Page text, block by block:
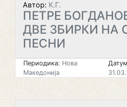
Автор: К.Г.
ПЕТРЕ
ДВЕ ЗБИРКИ НА
ПЕСНИ
Периодика: Нова
Македонија